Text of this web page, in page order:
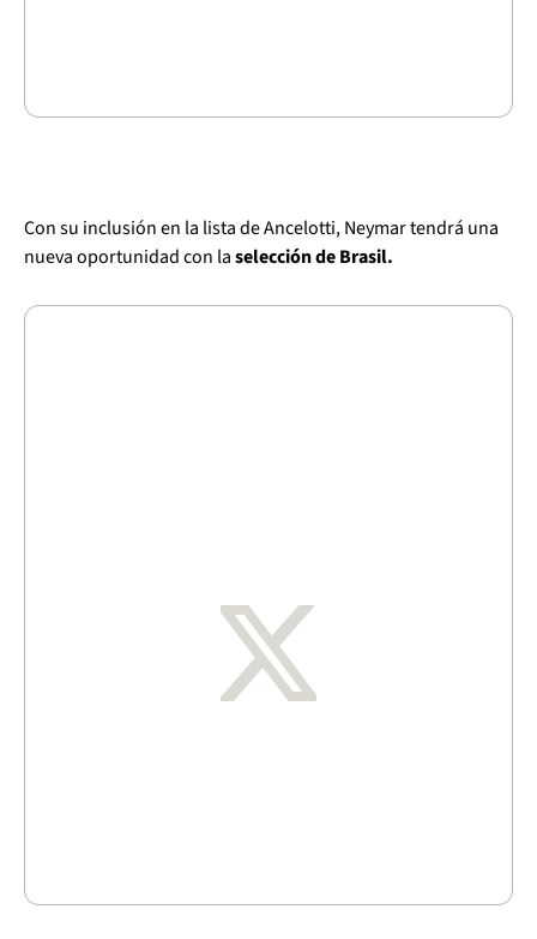
Con su inclusión en la lista de Ancelotti, Neymar tendrá una
nueva oportunidad con laselección de Brasil.